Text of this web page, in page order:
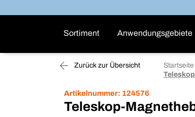
Sortiment Anwendungsgebiete
Zurück zur Übersicht Startseite
Artikelnummer: 124576
Teleskop-